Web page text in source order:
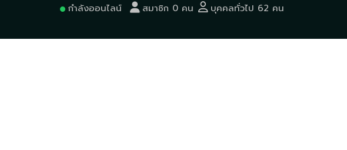
กำลังออนไลน์ สมาชิก 0 คน บุคคลทั่วไป 62 คน